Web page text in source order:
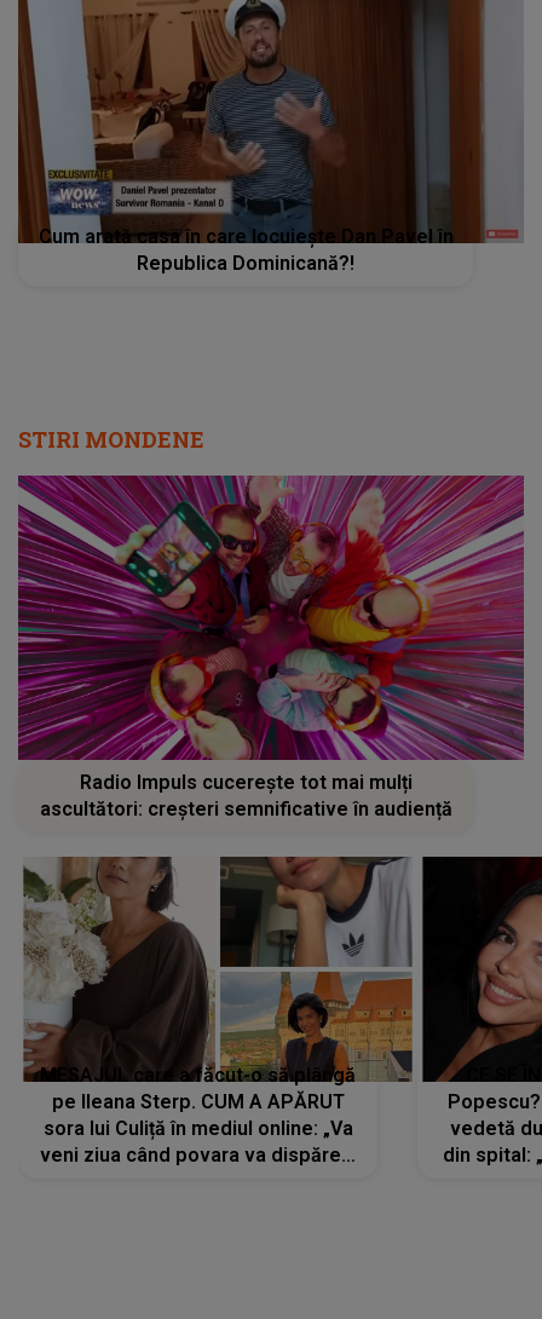
Cum arată casa în care locuiește Dan Pavel în
Republica Dominicană?!
STIRI MONDENE
Radio Impuls cucerește tot mai mulți
ascultători: creșteri semnificative în audiență
MESAJUL care a făcut-o să plângă
pe Ileana Sterp. CUM A APĂRUT
sora lui Culiță în mediul online: „Va
veni ziua când povara va dispărea,
vedetă
din spital: